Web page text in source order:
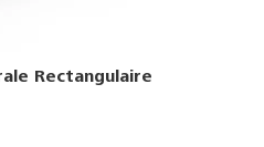
Rectangulaire